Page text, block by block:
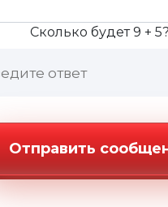
Сколько будет 9 + 5?
Отправить